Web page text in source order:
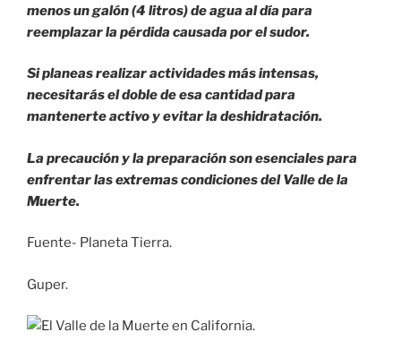
menos un galón (4 litros) de agua al día para
reemplazar la pérdida causada por el sudor.
Si planeas realizar actividades más intensas,
necesitarás el doble de esa cantidad para
mantenerte activo y evitar la deshidratación.
La precaución y la preparación son esenciales para
enfrentar las extremas condiciones del Valle de la
Muerte.
Fuente- Planeta Tierra.
Guper.